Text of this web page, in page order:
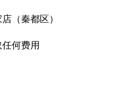
（秦都区）
何费用